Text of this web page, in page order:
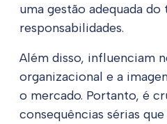
uma gestão adequada do
responsabilidades.
Além disso, influenciam
organizacional e a
o mercado. Portanto, é
consequências sérias